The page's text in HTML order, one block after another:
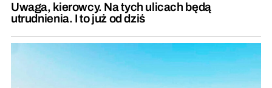
Uwaga, kierowcy. Na tych ulicach będą
utrudnienia. I to już od dziś